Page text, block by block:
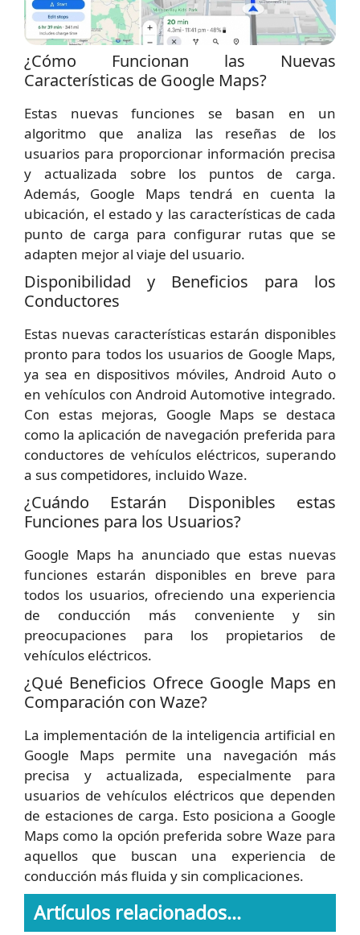
¿Cómo Funcionan las Nuevas
Características de Google Maps?
Estas nuevas funciones se basan en un
algoritmo que analiza las reseñas de los
usuarios para proporcionar información precisa
y actualizada sobre los puntos de carga.
Además, Google Maps tendrá en cuenta la
ubicación, el estado y las características de cada
punto de carga para configurar rutas que se
adapten mejor al viaje del usuario.
Disponibilidad y Beneficios para los
Conductores
Estas nuevas características estarán disponibles
pronto para todos los usuarios de Google Maps,
ya sea en dispositivos móviles, Android Auto o
en vehículos con Android Automotive integrado.
Con estas mejoras, Google Maps se destaca
como la aplicación de navegación preferida para
conductores de vehículos eléctricos, superando
a sus competidores, incluido Waze.
¿Cuándo Estarán Disponibles estas
Funciones para los Usuarios?
Google Maps ha anunciado que estas nuevas
funciones estarán disponibles en breve para
todos los usuarios, ofreciendo una experiencia
de conducción más conveniente y sin
preocupaciones para los propietarios de
vehículos eléctricos.
¿Qué Beneficios Ofrece Google Maps en
Comparación con Waze?
La implementación de la inteligencia artificial en
Google Maps permite una navegación más
precisa y actualizada, especialmente para
usuarios de vehículos eléctricos que dependen
de estaciones de carga. Esto posiciona a Google
Maps como la opción preferida sobre Waze para
aquellos que buscan una experiencia de
conducción más fluida y sin complicaciones.
Artículos relacionados...